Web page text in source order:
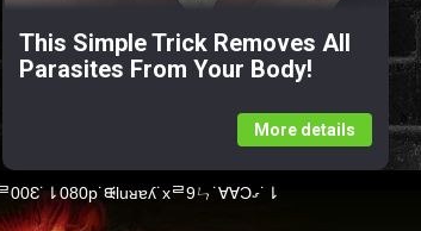
This Simple Trick Removes All
Parasites From Your Body!
More details